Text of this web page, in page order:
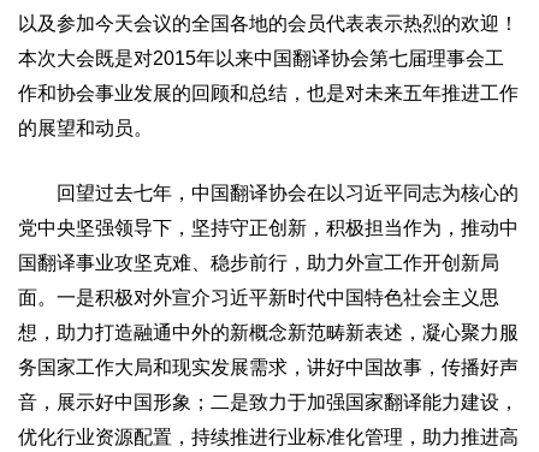
以及参加今天会议的全国各地的会员代表表示热烈的欢迎！
本次大会既是对2015年以来中国翻译协会第七届理事会工
作和协会事业发展的回顾和总结，也是对未来五年推进工作
的展望和动员。
回望过去七年，中国翻译协会在以习近平同志为核心的
党中央坚强领导下，坚持守正创新，积极担当作为，推动中
国翻译事业攻坚克难、稳步前行，助力外宣工作开创新局
面。一是积极对外宣介习近平新时代中国特色社会主义思
想，助力打造融通中外的新概念新范畴新表述，凝心聚力服
务国家工作大局和现实发展需求，讲好中国故事，传播好声
音，展示好中国形象；二是致力于加强国家翻译能力建设，
优化行业资源配置，持续推进行业标准化管理，助力推进高